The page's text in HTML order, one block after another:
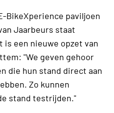
BikeXperience paviljoen
Jaarbeurs staat
is een nieuwe opzet van
"We geven gehoor
die hun stand direct aan
Zo kunnen
stand testrijden."